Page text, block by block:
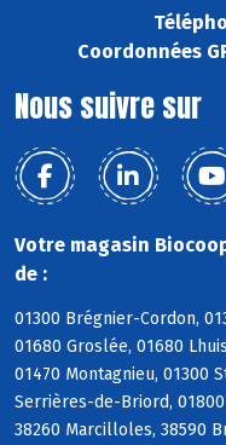
Coordonnées
Nous suivre sur
Votre magasin
de :
01300 Brégnier-Cordon,
01680 Groslée, 01680
01470 Montagnieu, 01300
Serrières-de-Briord,
38260 Marcilloles, 38590